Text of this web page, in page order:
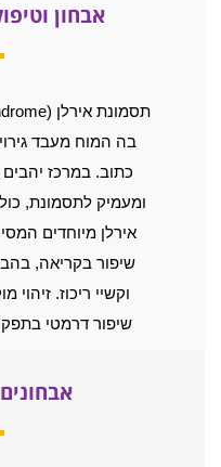
אבחון
בה המוח מעבד
כתוב. במרכז
ומעמיק לתסמונת,
אירלן מיוחדים
שיפור בקריאה,
וקשיי ריכוז. זיהוי
שיפור דרמטי